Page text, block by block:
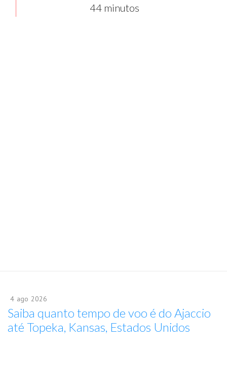
44 minutos
4 ago 2026
Saiba quanto tempo de voo é do Ajaccio
até Topeka, Kansas, Estados Unidos